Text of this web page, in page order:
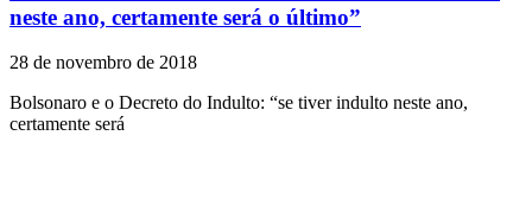
neste ano, certamente será o último”
28 de novembro de 2018
Bolsonaro e o Decreto do Indulto: “se tiver indulto neste ano,
certamente será